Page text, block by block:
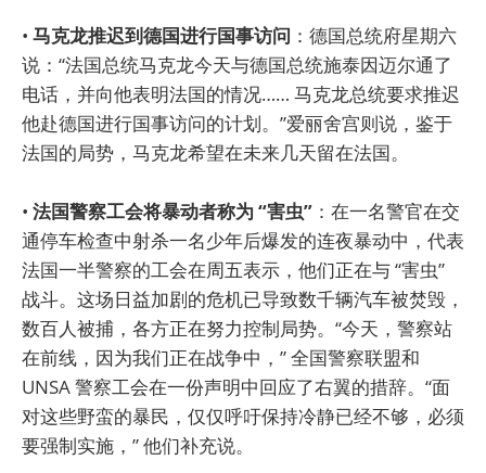
• 马克龙推迟到德国进行国事访问 ：德国总统府星期六
说：“法国总统马克龙今天与德国总统施泰因迈尔通了
电话，并向他表明法国的情况…… 马克龙总统要求推迟
他赴德国进行国事访问的计划。”爱丽舍宫则说，鉴于
法国的局势，马克龙希望在未来几天留在法国。
• 法国警察工会将暴动者称为 “害虫” ：在一名警官在交
通停车检查中射杀一名少年后爆发的连夜暴动中，代表
法国一半警察的工会在周五表示，他们正在与 “害虫”
战斗。这场日益加剧的危机已导致数千辆汽车被焚毁，
数百人被捕，各方正在努力控制局势。“今天，警察站
在前线，因为我们正在战争中，” 全国警察联盟和
UNSA 警察工会在一份声明中回应了右翼的措辞。“面
对这些野蛮的暴民，仅仅呼吁保持冷静已经不够，必须
要强制实施，” 他们补充说。